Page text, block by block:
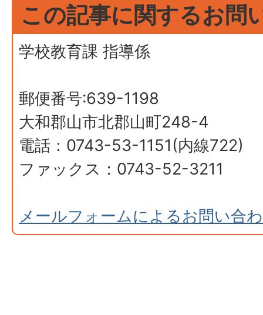
この記事に関するお問
学校教育課 指導係
郵便番号:639-1198
大和郡山市北郡山町248-4
電話：0743-53-1151(内線722)
ファックス：0743-52-3211
メールフォームによるお問い合